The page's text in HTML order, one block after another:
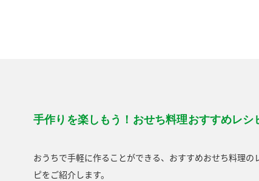
手作りを楽しもう！おせち料理おすすめレシ
おうちで手軽に作ることができる、おすすめおせち料理の
ピをご紹介します。